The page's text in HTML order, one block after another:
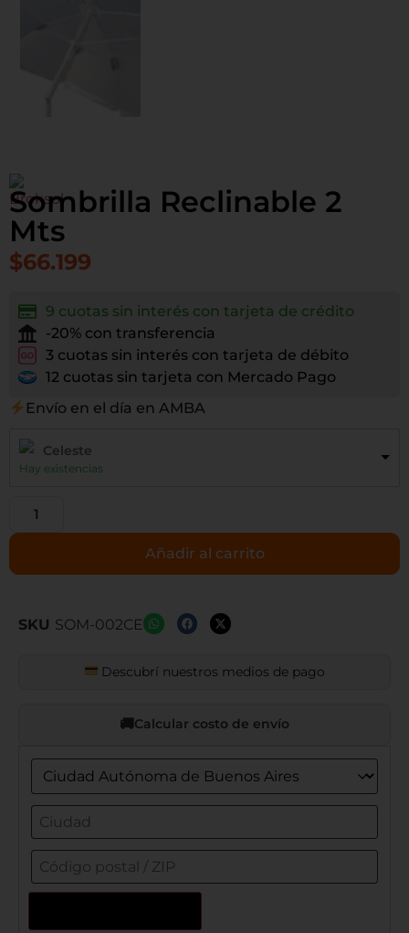
Sombrilla Reclinable 2
Mts
$66.199
9 cuotas sin interés con tarjeta de crédito
-20% con transferencia
3 cuotas sin interés con tarjeta de débito
12 cuotas sin tarjeta con Mercado Pago
Envío en el día en AMBA
Celeste
Hay existencias
Añadir al carrito
SKU SOM-002CE
Descubrí nuestros medios de pago
Calcular costo de envío